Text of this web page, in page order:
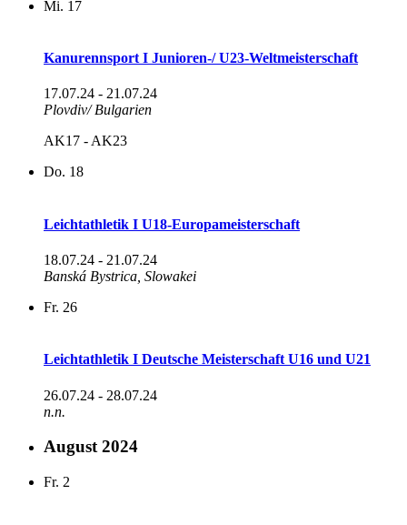
Mi. 17
Kanurennsport I Junioren-/ U23-Weltmeisterschaft
17.07.24 - 21.07.24
Plovdiv/ Bulgarien
AK17 - AK23
Do. 18
Leichtathletik I U18-Europameisterschaft
18.07.24 - 21.07.24
Banská Bystrica, Slowakei
Fr. 26
Leichtathletik I Deutsche Meisterschaft U16 und U21
26.07.24 - 28.07.24
n.n.
August 2024
Fr. 2